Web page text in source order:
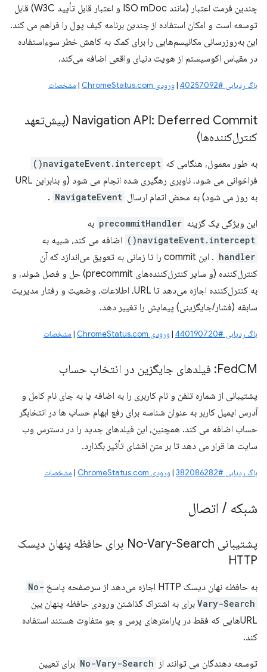
چندین فرمت اعتبار (مانند ISO mDoc و اعتبار قابل تأیید W3C) قابل
توسعه است و امکان استفاده از چندین برنامه کیف پول را فراهم می کند.
این به‌روزرسانی مکانیسم‌هایی را برای کمک به کاهش خطر سوءاستفاده
در مقیاس اکوسیستم از هویت دنیای واقعی اضافه می‌کند.
باگ ردیابی #40257092 |ورودی ChromeStatus.com | مشخصات
Navigation API: Deferred Commit (پیش‌تعهد
کنترل‌کننده‌ها)
به طور معمول، هنگامی که navigateEvent.intercept()
فراخوانی می شود، ناوبری رهگیری شده انجام می شود (و بنابراین URL
به روز می شود) به محض اتمام ارسال NavigateEvent
.
این ویژگی یک گزینه precommitHandler به
navigateEvent.intercept() اضافه می کند، شبیه به
handler
. این commit را تا زمانی به تعویق می‌اندازد که آن
کنترل‌کننده (و سایر کنترل‌کننده‌های precommit) حل و فصل شوند، و
به کنترل‌کننده اجازه می‌دهد تا URL، اطلاعات، وضعیت و رفتار مدیریت
سابقه (فشار/جایگزینی) پیمایش را تغییر دهد.
باگ ردیابی #440190720 |ورودی ChromeStatus.com | مشخصات
FedCM: فیلدهای جایگزین در انتخاب حساب
پشتیبانی از شماره تلفن و نام کاربری را به اضافه یا به جای نام کامل و
آدرس ایمیل کاربر به عنوان شناسه برای رفع ابهام حساب ها در انتخابگر
حساب اضافه می کند. همچنین، این فیلدهای جدید را در دسترس وب
سایت ها قرار می دهد تا بر متن افشای تأثیر بگذارد.
باگ ردیابی #382086282 |ورودی ChromeStatus.com | مشخصات
شبکه / اتصال
پشتیبانی No-Vary-Search برای حافظه پنهان دیسک
HTTP
به حافظه نهان دیسک HTTP اجازه می‌دهد از سرصفحه پاسخ
No-
Vary-Search برای به اشتراک گذاشتن ورودی حافظه پنهان بین
URL‌هایی که فقط در پارامترهای پرس و جو متفاوت هستند استفاده
کند.
توسعه دهندگان می توانند از No-Vary-Search برای تعیین